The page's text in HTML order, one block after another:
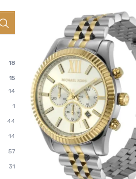
18
15
14
1
44
14
57
31